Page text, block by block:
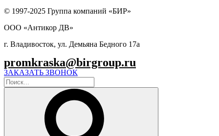
© 1997-2025 Группа компаний «БИР»
ООО «Антикор ДВ»
г. Владивосток, ул. Демьяна Бедного 17а
promkraska@birgroup.ru
ЗАКАЗАТЬ ЗВОНОК